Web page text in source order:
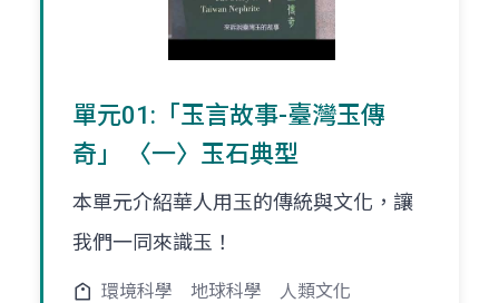
單元01:「玉言故事-臺灣玉傳
奇」 〈一〉玉石典型
本單元介紹華人用玉的傳統與文化，讓
我們一同來識玉！
環境科學 地球科學 人類文化